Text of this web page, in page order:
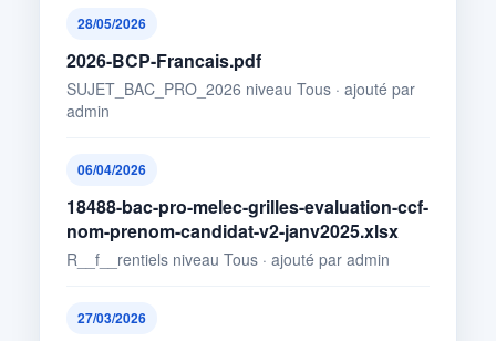
28/05/2026
2026-BCP-Francais.pdf
SUJET_BAC_PRO_2026 niveau Tous · ajouté par
admin
06/04/2026
18488-bac-pro-melec-grilles-evaluation-ccf-
nom-prenom-candidat-v2-janv2025.xlsx
R__f__rentiels niveau Tous · ajouté par admin
27/03/2026